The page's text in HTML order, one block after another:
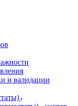
и валидации